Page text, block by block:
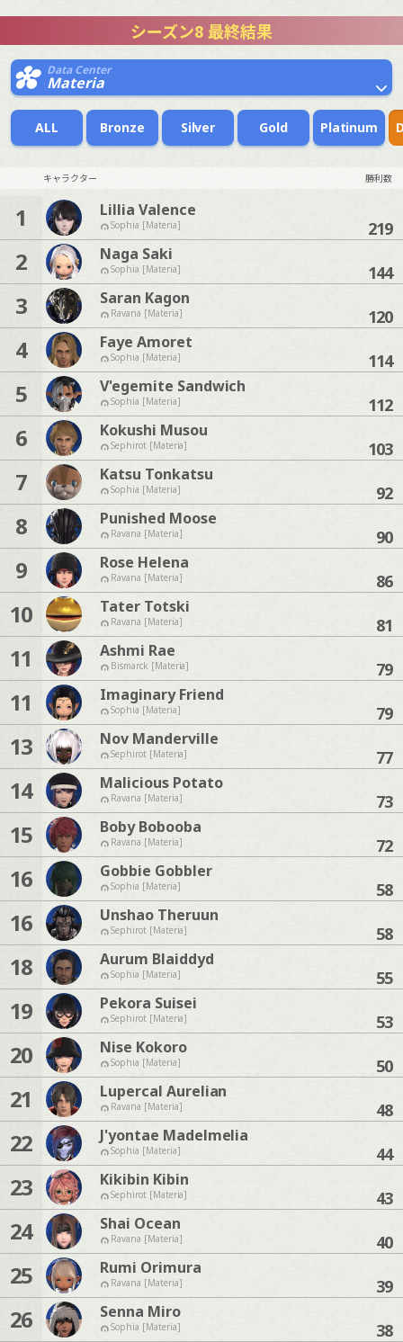
シーズン8 最終結果
Data Center
Materia
ALL Bronze Silver Gold Platinum
キャラクター 勝利数
1 Lillia Valence
Sophia [Materia] 219
2 Naga Saki
Sophia [Materia] 144
3 Saran Kagon
Ravana [Materia] 120
4 Faye Amoret
Sophia [Materia] 114
5 V'egemite Sandwich
Sophia [Materia] 112
6 Kokushi Musou
Sephirot [Materia] 103
7 Katsu Tonkatsu
Sophia [Materia] 92
8 Punished Moose
Ravana [Materia] 90
9 Rose Helena
Ravana [Materia] 86
10 Tater Totski
Ravana [Materia] 81
11 Ashmi Rae
Bismarck [Materia] 79
11 Imaginary Friend
Sophia [Materia] 79
13 Nov Manderville
Sephirot [Materia] 77
14 Malicious Potato
Ravana [Materia] 73
15 Boby Bobooba
Ravana [Materia] 72
16 Gobbie Gobbler
Sophia [Materia] 58
16 Unshao Theruun
Sephirot [Materia] 58
18 Aurum Blaiddyd
Sophia [Materia] 55
19 Pekora Suisei
Sephirot [Materia] 53
20 Nise Kokoro
Sophia [Materia] 50
21 Lupercal Aurelian
Ravana [Materia] 48
22 J'yontae Madelmelia
Sophia [Materia] 44
23 Kikibin Kibin
Sephirot [Materia] 43
24 Shai Ocean
Ravana [Materia] 40
25 Rumi Orimura
Ravana [Materia] 39
26 Senna Miro
Sophia [Materia] 38